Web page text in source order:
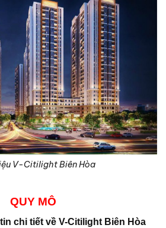
V-Citilight Biên Hòa
QUY MÔ
chi tiết về V-Citilight Biên Hòa